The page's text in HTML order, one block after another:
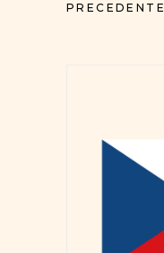
PRECEDENTE